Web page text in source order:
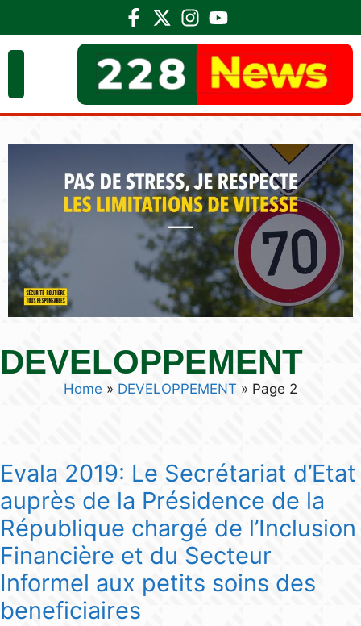
DEVELOPPEMENT
Home » DEVELOPPEMENT » Page 2
Evala 2019: Le Secrétariat d’Etat
auprès de la Présidence de la
République chargé de l’Inclusion
Financière et du Secteur
Informel aux petits soins des
beneficiaires